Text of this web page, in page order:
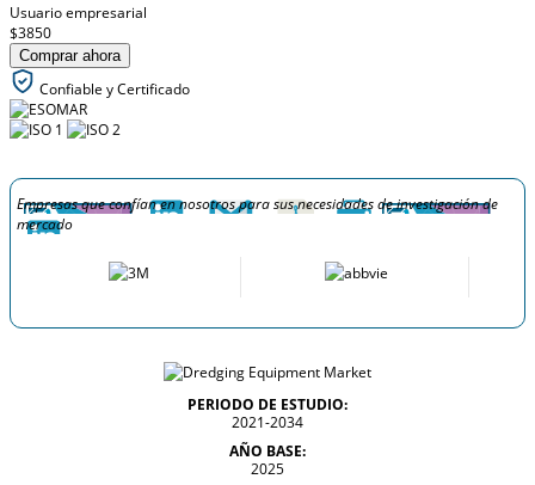
Usuario empresarial
$3850
Comprar ahora
Confiable y Certificado
Empresas que confían en nosotros para sus necesidades de investigación de
mercado
PERIODO DE ESTUDIO:
2021-2034
AÑO BASE:
2025